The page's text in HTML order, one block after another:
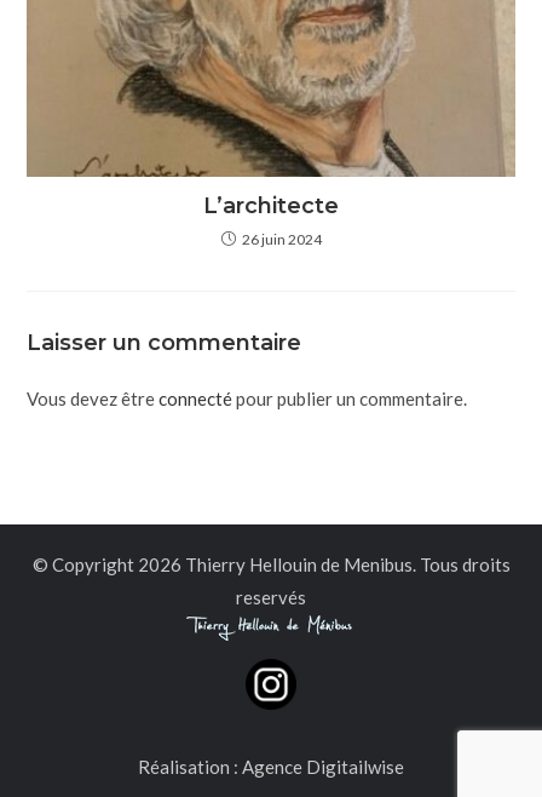
L’architecte
26 juin 2024
Laisser un commentaire
Vous devez êtreconnectépour publier un commentaire.
© Copyright 2026 Thierry Hellouin de Menibus. Tous droits
reservés
Réalisation : Agence Digitailwise